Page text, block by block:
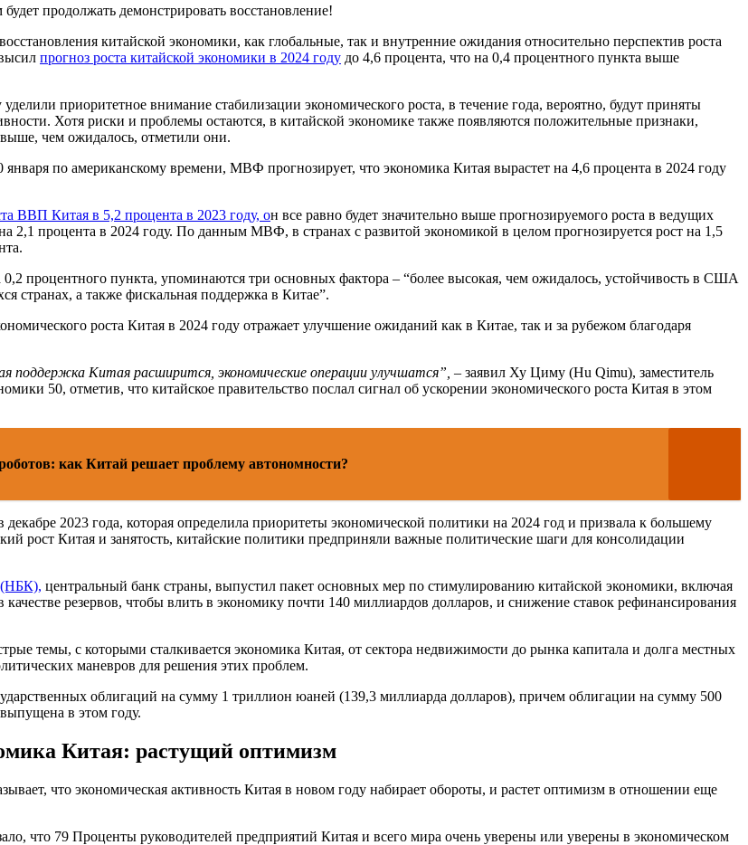
продолжать демонстрировать восстановление!
китайской экономики, как глобальные, так и внутренние ожидания относительно перспектив роста
прогноз роста китайской экономики в 2024 году до 4,6 процента, что на 0,4 процентного пункта выше
приоритетное внимание стабилизации экономического роста, в течение года, вероятно, будут приняты
Хотя риски и проблемы остаются, в китайской экономике также появляются положительные признаки,
чем ожидалось, отметили они.
по американскому времени, МВФ прогнозирует, что экономика Китая вырастет на 4,6 процента в 2024 году
ВВП Китая в 5,2 процента в 2023 году, он все равно будет значительно выше прогнозируемого роста в ведущих
2,1 процента в 2024 году. По данным МВФ, в странах с развитой экономикой в ​​целом прогнозируется рост на 1,5
процентного пункта, упоминаются три основных фактора – “более высокая, чем ожидалось, устойчивость в США
а также фискальная поддержка в Китае”.
роста Китая в 2024 году отражает улучшение ожиданий как в Китае, так и за рубежом благодаря
Китая расширится, экономические операции улучшатся”, – заявил Ху Циму (Hu Qimu), заместитель
50, отметив, что китайское правительство послал сигнал об ускорении экономического роста Китая в этом
как Китай решает проблему автономности?
2023 года, которая определила приоритеты экономической политики на 2024 год и призвала к большему
рост Китая и занятость, китайские политики предприняли важные политические шаги для консолидации
(НБК), центральный банк страны, выпустил пакет основных мер по стимулированию китайской экономики, включая
резервов, чтобы влить в экономику почти 140 миллиардов долларов, и снижение ставок рефинансирования
темы, с которыми сталкивается экономика Китая, от сектора недвижимости до рынка капитала и долга местных
маневров для решения этих проблем.
облигаций на сумму 1 триллион юаней (139,3 миллиарда долларов), причем облигации на сумму 500
в этом году.
Китая: растущий оптимизм
что экономическая активность Китая в новом году набирает обороты, и растет оптимизм в отношении еще
что 79 Проценты руководителей предприятий Китая и всего мира очень уверены или уверены в экономическом